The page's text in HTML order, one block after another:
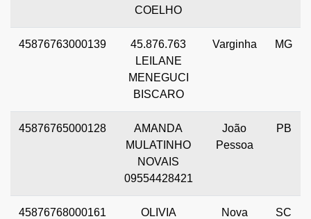
COELHO
45876763000139
45.876.763
LEILANE
MENEGUCI
BISCARO
Varginha MG
45876765000128
AMANDA
MULATINHO
NOVAIS
09554428421
João
Pessoa
PB
45876768000161
OLIVIA
Nova
SC